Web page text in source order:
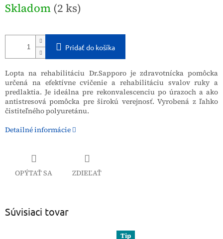
cena:
Skladom (2 ks)
Pridať do košíka
Lopta na rehabilitáciu Dr.Sapporo je zdravotnícka pomôcka
určená na efektívne cvičenie a rehabilitáciu svalov ruky a
predlaktia. Je ideálna pre rekonvalescenciu po úrazoch a ako
antistresová pomôcka pre širokú verejnosť. Vyrobená z ľahko
čistiteľného polyuretánu.
Detailné informácie
OPÝTAŤ SA ZDIEĽAŤ
Súvisiaci tovar
Tip